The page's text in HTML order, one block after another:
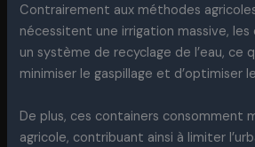
Contrairement aux méthodes
nécessitent une irrigation massive,
un système de recyclage de l’eau, ce
minimiser le gaspillage et d’optimiser
De plus, ces containers consomment
agricole, contribuant ainsi à limiter